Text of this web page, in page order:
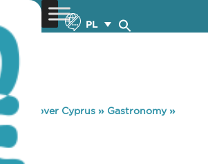
PL
»Discover Cyprus » Gastronomy»